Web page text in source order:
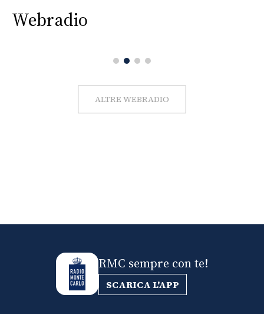
Webradio
ALTRE WEBRADIO
RMC sempre con te!
SCARICA L'APP